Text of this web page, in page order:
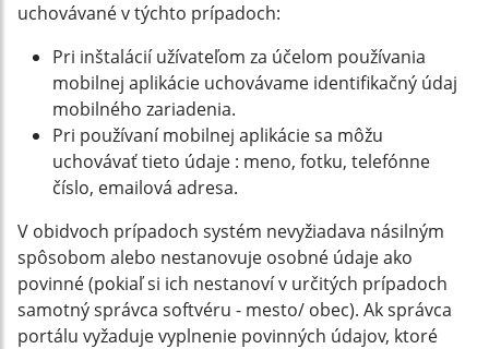
uchovávané v týchto prípadoch:
Pri inštalácií užívateľom za účelom používania
mobilnej aplikácie uchovávame identifikačný údaj
mobilného zariadenia.
Pri používaní mobilnej aplikácie sa môžu
uchovávať tieto údaje : meno, fotku, telefónne
číslo, emailová adresa.
V obidvoch prípadoch systém nevyžiadava násilným
spôsobom alebo nestanovuje osobné údaje ako
povinné (pokiaľ si ich nestanoví v určitých prípadoch
samotný správca softvéru - mesto/ obec). Ak správca
portálu vyžaduje vyplnenie povinných údajov, ktoré